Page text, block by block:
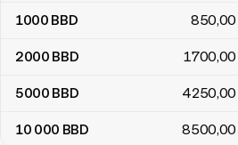
1000 BBD 850,00
2000 BBD 1700,00
5000 BBD 4250,00
10 000 BBD 8500,00